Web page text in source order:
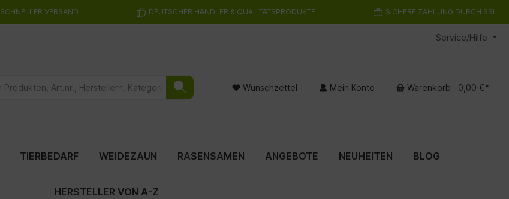
SCHNELLER VERSAND DEUTSCHER HÄNDLER & QUALITÄTSPRODUKTE SICHERE ZAHLUNG DURCH SSL
Service/Hilfe
Wunschzettel Mein Konto Warenkorb 0,00 €*
TIERBEDARF WEIDEZAUN RASENSAMEN ANGEBOTE NEUHEITEN BLOG
HERSTELLER VON A-Z